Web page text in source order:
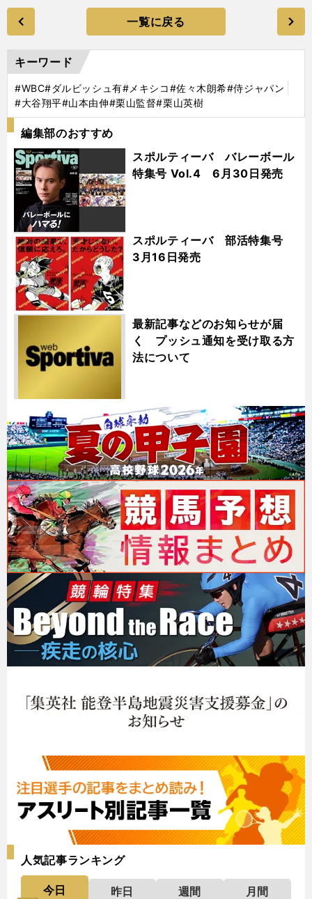
一覧に戻る
キーワード
#WBC#ダルビッシュ有#メキシコ#佐々木朗希#侍ジャパン
#大谷翔平#山本由伸#栗山監督#栗山英樹
編集部のおすすめ
スポルティーバ バレーボール
特集号 Vol.4 6月30日発売
スポルティーバ 部活特集号
3月16日発売
最新記事などのお知らせが届
く プッシュ通知を受け取る方
法について
人気記事ランキング
今日 昨日 週間 月間